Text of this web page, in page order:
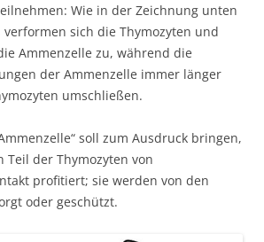
Wie in der Zeichnung unten
sich die Thymozyten und
Ammenzelle zu, während die
der Ammenzelle immer länger
umschließen.
soll zum Ausdruck bringen,
Teil der Thymozyten von
profitiert; sie werden von den
oder geschützt.